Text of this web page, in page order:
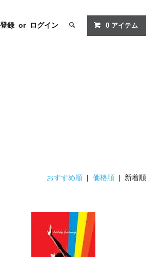
録 or ログイン 0 アイテム
おすすめ順 |価格順 | 新着順